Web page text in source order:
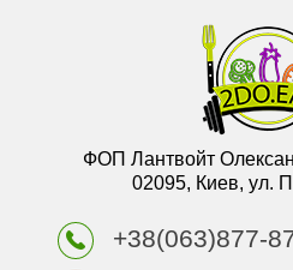
ФОП Лантвойт
02095, Киев, ул.
+38(063)877-